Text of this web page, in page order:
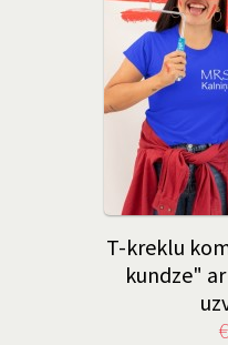
T-kreklu
kundze"